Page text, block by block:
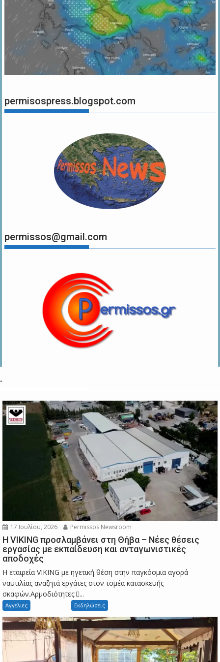
permisospress.blogspot.com
permissos@gmail.com
.
17 Ιουλίου, 2026 Permissos Newsroom
Η VIKING προσλαμβάνει στη Θήβα – Νέες θέσεις
εργασίας με εκπαίδευση και ανταγωνιστικές
αποδοχές
Η εταιρεία VIKING με ηγετική θέση στην παγκόσμια αγορά
ναυτιλίας αναζητά εργάτες στον τομέα κατασκευής
σκαφών.Αρμοδιότητες:...
Αγγελιες Εκδηλώσεις